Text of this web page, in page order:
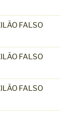
FALSO
FALSO
FALSO